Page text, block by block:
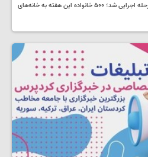
بازگشت آوارگان به سره‌کانی وارد مرحله اجرایی شد؛ ۵۰۰ خانواده این هفته به خانه‌های